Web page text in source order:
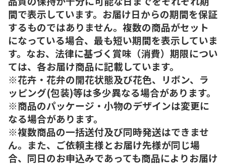
間で表示しています。お届け日からの期間を保証
するものではありません。複数の商品がセット
になっている場合、最も短い期間を表示していま
す。なお、法律に基づく賞味（消費）期限につい
ては、各お届け商品に記載しています。
※花卉・花弁の開花状態及び花色、リボン、ラ
ッピング(包装)等は多少異なる場合があります。
※商品のパッケージ・小物のデザインは変更に
なる場合があります。
※複数商品の一括送付及び同時発送はできませ
ん。また、ご依頼主様とお届け先様が同じ場
合、同日のお申込みであっても商品によりお届け